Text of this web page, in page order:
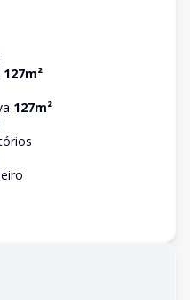
127m²
127m²
s